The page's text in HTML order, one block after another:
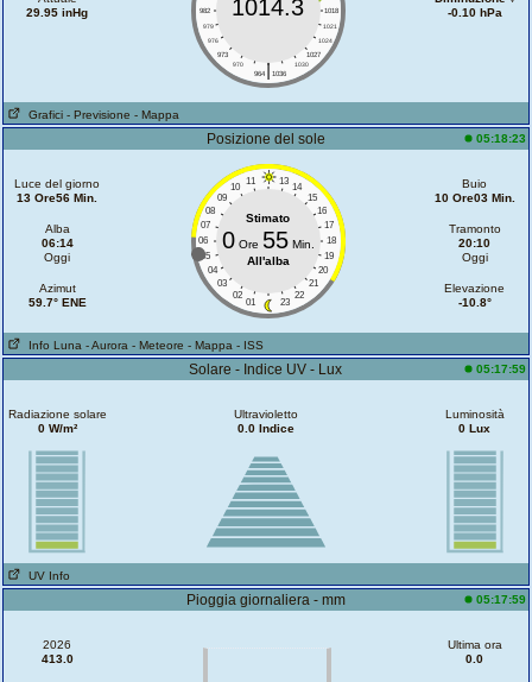
29.95 inHg
982
1018
979
1021
976
1024
973
1027
970
1030
|
964 1036
1014.3
-0.10 hPa
Grafici - Previsione - Mappa
Posizione del sole 05:18:23
Luce del giorno
13 Ore56 Min.
Alba
06:14
Oggi
Azimut
59.7° ENE
11 13
10
14
09
15
08
16
07
17
06
18
05
19
04
20
03
21
02
22
01 23
Stimato
0Ore 55Min.
All'alba
Buio
10 Ore03 Min.
Tramonto
20:10
Oggi
Elevazione
-10.8°
Info Luna - Aurora - Meteore - Mappa - ISS
Solare - Indice UV - Lux 05:17:59
Radiazione solare
0 W/m²
Ultravioletto
0.0 Indice
Luminosità
0 Lux
UV Info
Pioggia giornaliera - mm 05:17:59
2026
413.0
Ultima ora
0.0